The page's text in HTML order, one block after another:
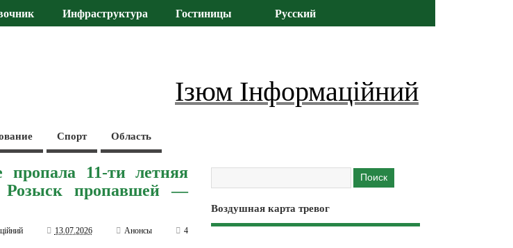
Инфраструктура Гостиницы Русский
Ізюм Інформаційний
Спорт Область
11-ти летняя
Розыск пропавшей —
13.07.2026 Анонсы
4
Воздушная карта тревог